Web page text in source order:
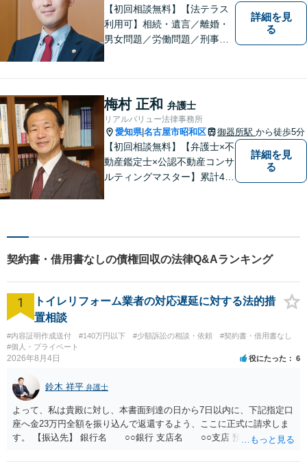
【初回相談無料】【法テラス
利用可】相続・遺言／離婚・
男女問題／労働問題／刑事事
ご提供。小さなお困り事でも
構いません【夜間・休日面
談】【完全個室】【今池駅3
分】
詳細を見
る
梅村 正和 弁護士
リアルバリュー法律事務所
愛知県|名古屋市昭和区 御器所駅 から徒歩5分
【初回相談無料】【弁護士×不
動産鑑定士×公認不動産コンサ
ルティングマスター】累計40
多数】【政府系金融機関勤務
経験あり】不動産トラブル／
不動産を含む相続／債権回収
など
詳細を見
る
契約書・借用書なしの債権回収の法律Q&Aランキング
1
トイレリフォーム業者の対応遅延に対する法的措
置相談
#内容証明作成送付 #140万円以下 #少額訴訟の相談・依頼
#契約書・借用書なし
#個人・プライベート
2026年8月4日 役にたった 6
鈴木 祥平 弁護士
よって、私は貴殿に対し、本書面到達の日から7日以内に、下記指定口
座へ金23万円全額を振り込んで返還するよう、ここに正式に請求しま
す。 【振込先】 銀行名 ○○銀行 支店名 ○○支店 預金種別 普通
されない場合には、貴殿には任意に返金する意思がないものと判断